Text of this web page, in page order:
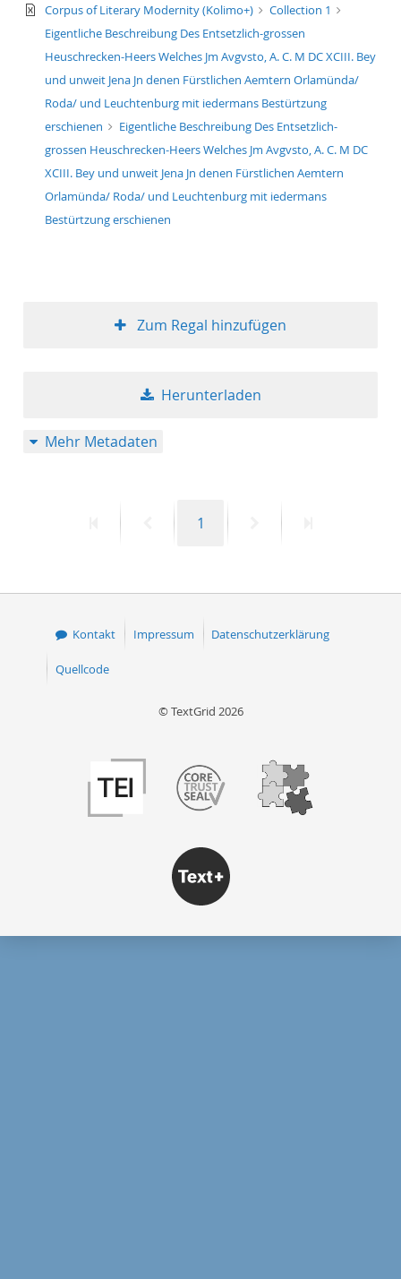
20
50
text/xml
Corpus of Literary Modernity (Kolimo+)
Collection 1
Eigentliche Beschreibung Des Entsetzlich-grossen
Heuschrecken-Heers Welches Jm Avgvsto, A. C. M DC XCIII. Bey
und unweit Jena Jn denen Fürstlichen Aemtern Orlamünda/
Roda/ und Leuchtenburg mit iedermans Bestürtzung
erschienen
Eigentliche Beschreibung Des Entsetzlich-
grossen Heuschrecken-Heers Welches Jm Avgvsto, A. C. M DC
XCIII. Bey und unweit Jena Jn denen Fürstlichen Aemtern
Orlamünda/ Roda/ und Leuchtenburg mit iedermans
Bestürtzung erschienen
Zum Regal hinzufügen
Herunterladen
Mehr Metadaten
VorherigeSeite
1
Kontakt Impressum Datenschutzerklärung
Quellcode
© TextGrid 2026